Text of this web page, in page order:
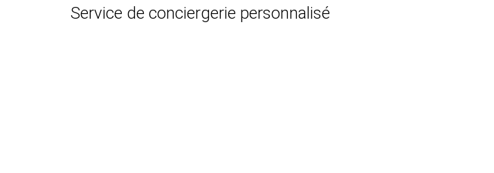
Service de conciergerie personnalisé